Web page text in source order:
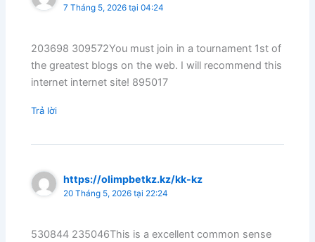
7 Tháng 5, 2026 tại 04:24
203698 309572You must join in a tournament 1st of
the greatest blogs on the web. I will recommend this
internet internet site! 895017
Trả lời
https://olimpbetkz.kz/kk-kz
20 Tháng 5, 2026 tại 22:24
530844 235046This is a excellent common sense